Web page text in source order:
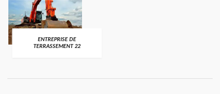
ENTREPRISE DE
TERRASSEMENT 22